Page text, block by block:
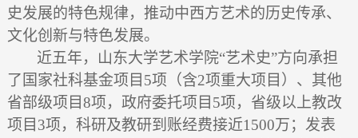
史发展的特色规律， 推动中西方艺术的历史传承、
文化创新与特色发展。
近五年，山东大学艺术学院“艺术史”方向承担
了国家社科基金项目 5项（含2项重大项目）、其他
省部级项目8项，政府委托项目 5项，省级以上教改
项目 3项，科研及教研到账经费接近1500万；发表